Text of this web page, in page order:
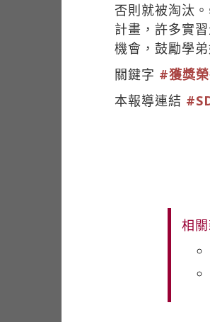
否則就被淘汰
計畫，許多實
機會，鼓勵學
關鍵字 #獲獎
本報導連結
相